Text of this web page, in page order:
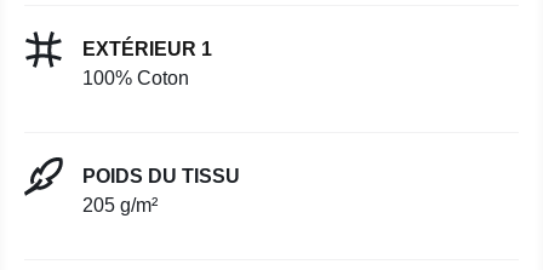
EXTÉRIEUR 1
100% Coton
POIDS DU TISSU
205 g/m²